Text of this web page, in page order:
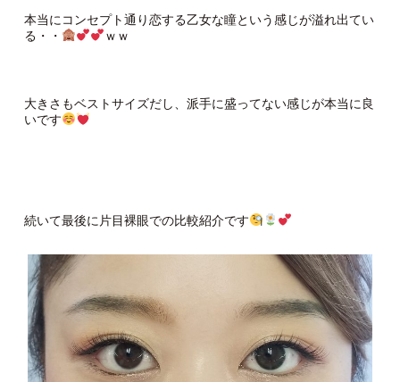
本当にコンセプト通り恋する乙女な瞳という感じが溢れ出てい
る・・
ｗｗ
大きさもベストサイズだし、派手に盛ってない感じが本当に良
いです
続いて最後に片目裸眼での比較紹介です